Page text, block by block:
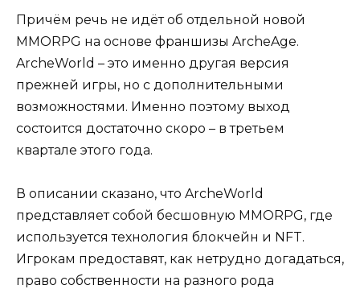
Причём речь не идёт об отдельной новой
MMORPG на основе франшизы ArcheAge.
ArcheWorld – это именно другая версия
прежней игры, но с дополнительными
возможностями. Именно поэтому выход
состоится достаточно скоро – в третьем
квартале этого года.
В описании сказано, что ArcheWorld
представляет собой бесшовную MMORPG, где
используется технология блокчейн и NFT.
Игрокам предоставят, как нетрудно догадаться,
право собственности на разного рода